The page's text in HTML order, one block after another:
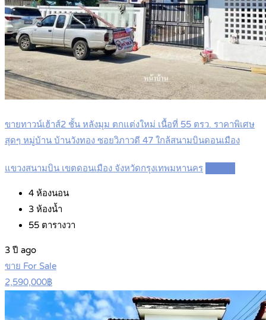
ขายทาวน์เฮ้าส์2 ชั้น หลังมุม ตกแต่งใหม่ เนื้อที่ 55 ตรว. ราคาพิเศษ
สุดๆ หมู่บ้าน บ้านวังทอง ซอยวิภาวดี 47 ใกล้สนามบินดอนเมือง
แขวงสนามบิน เขตดอนเมือง จังหวัดกรุงเทพมหานคร
4 ห้องนอน
3 ห้องน้ำ
55 ตารางวา
3 ปี ago
ขาย For Sale
2,590,000฿